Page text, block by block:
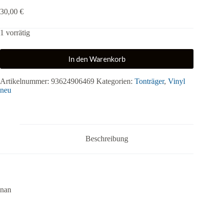
30,00 €
1 vorrätig
In den Warenkorb
Artikelnummer: 93624906469 Kategorien: Tonträger, Vinyl
neu
Beschreibung
nan